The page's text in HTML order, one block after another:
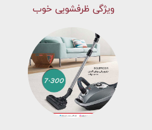
ویژگی ظرفشویی خوب